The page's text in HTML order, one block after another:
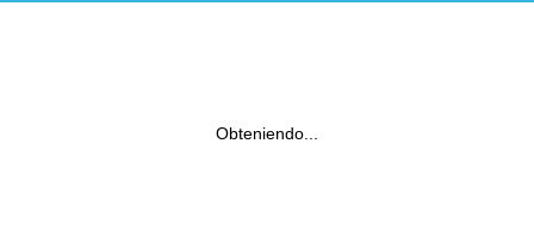
Obteniendo...